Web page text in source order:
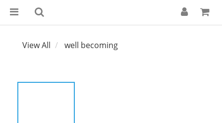
View All well becoming